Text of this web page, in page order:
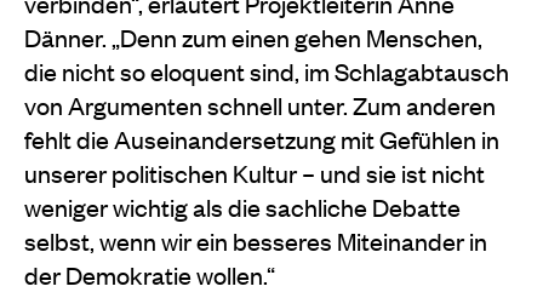
Dänner. „Denn zum einen gehen Menschen,
die nicht so eloquent sind, im Schlagabtausch
von Argumenten schnell unter. Zum anderen
fehlt die Auseinandersetzung mit Gefühlen in
unserer politischen Kultur – und sie ist nicht
weniger wichtig als die sachliche Debatte
selbst, wenn wir ein besseres Miteinander in
der Demokratie wollen.“